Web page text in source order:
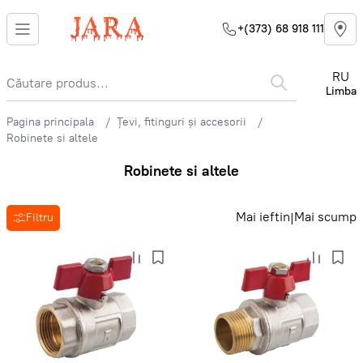
+(373) 68 918 111
RU
Limba
Pagina principala
Țevi, fitinguri și accesorii
Robinete si altele
Robinete si altele
Filtru Mai ieftin|Mai scump